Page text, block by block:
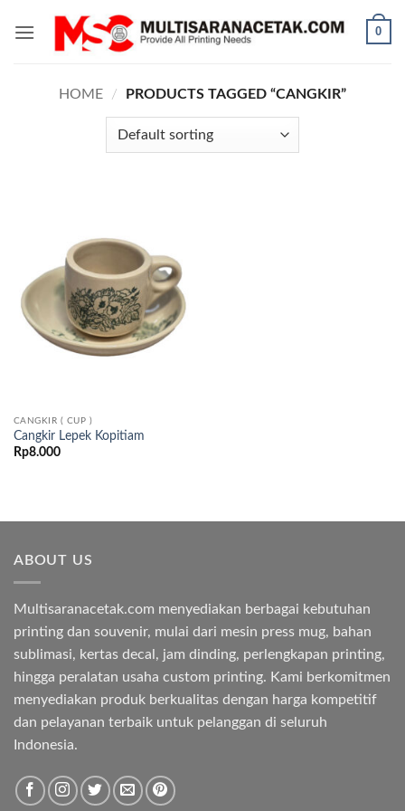
0
HOME / PRODUCTS TAGGED “CANGKIR”
CANGKIR ( CUP )
Cangkir Lepek Kopitiam
Rp8.000
ABOUT US
Multisaranacetak.com menyediakan berbagai kebutuhan
printing dan souvenir, mulai dari mesin press mug, bahan
sublimasi, kertas decal, jam dinding, perlengkapan printing,
hingga peralatan usaha custom printing. Kami berkomitmen
menyediakan produk berkualitas dengan harga kompetitif
dan pelayanan terbaik untuk pelanggan di seluruh
Indonesia.